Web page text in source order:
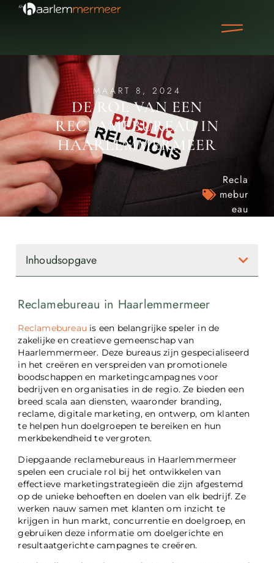
MAART 8, 2024
DE ROL VAN EEN
RECLAMEBUREAU IN
HAARLEMMERMEER
Recla
mebur
eau
Reclamebureau in Haarlemmermeer
Reclamebureau is een belangrijke speler in de
zakelijke en creatieve gemeenschap van
Haarlemmermeer. Deze bureaus zijn gespecialiseerd
in het creëren en verspreiden van promotionele
boodschappen en marketingcampagnes voor
bedrijven en organisaties in de regio. Ze bieden een
breed scala aan diensten, waaronder branding,
reclame, digitale marketing, en ontwerp, om klanten
te helpen hun doelgroepen te bereiken en hun
merkbekendheid te vergroten.
Diepgaande reclamebureaus in Haarlemmermeer
spelen een cruciale rol bij het ontwikkelen van
effectieve marketingstrategieën die zijn afgestemd
op de unieke behoeften en doelen van elk bedrijf. Ze
werken nauw samen met klanten om inzicht te
krijgen in hun markt, concurrentie en doelgroep, en
gebruiken deze informatie om doelgerichte en
resultaatgerichte campagnes te creëren.
Inhoudsopgave